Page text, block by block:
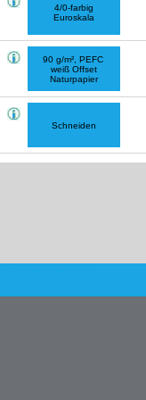
4/0-farbig
Euroskala
90 g/m², PEFC
weiß Offset
Naturpapier
Schneiden